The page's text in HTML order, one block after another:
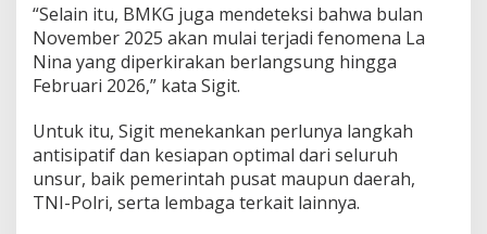
“Selain itu, BMKG juga mendeteksi bahwa bulan
November 2025 akan mulai terjadi fenomena La
Nina yang diperkirakan berlangsung hingga
Februari 2026,” kata Sigit.
Untuk itu, Sigit menekankan perlunya langkah
antisipatif dan kesiapan optimal dari seluruh
unsur, baik pemerintah pusat maupun daerah,
TNI-Polri, serta lembaga terkait lainnya.